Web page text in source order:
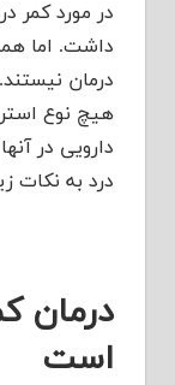
در مورد کمر دردها
داشت. اما همه
درمان نیستند. مثلا
هیچ نوع استراحتی
دارویی در آنها
درد به نکات زیر
درمان
است